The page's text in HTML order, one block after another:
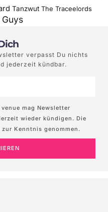
Tanzwut The Traceelords
verpasst Du nichts
jederzeit kündbar.
mag Newsletter
wieder kündigen. Die
zur Kenntnis genommen.